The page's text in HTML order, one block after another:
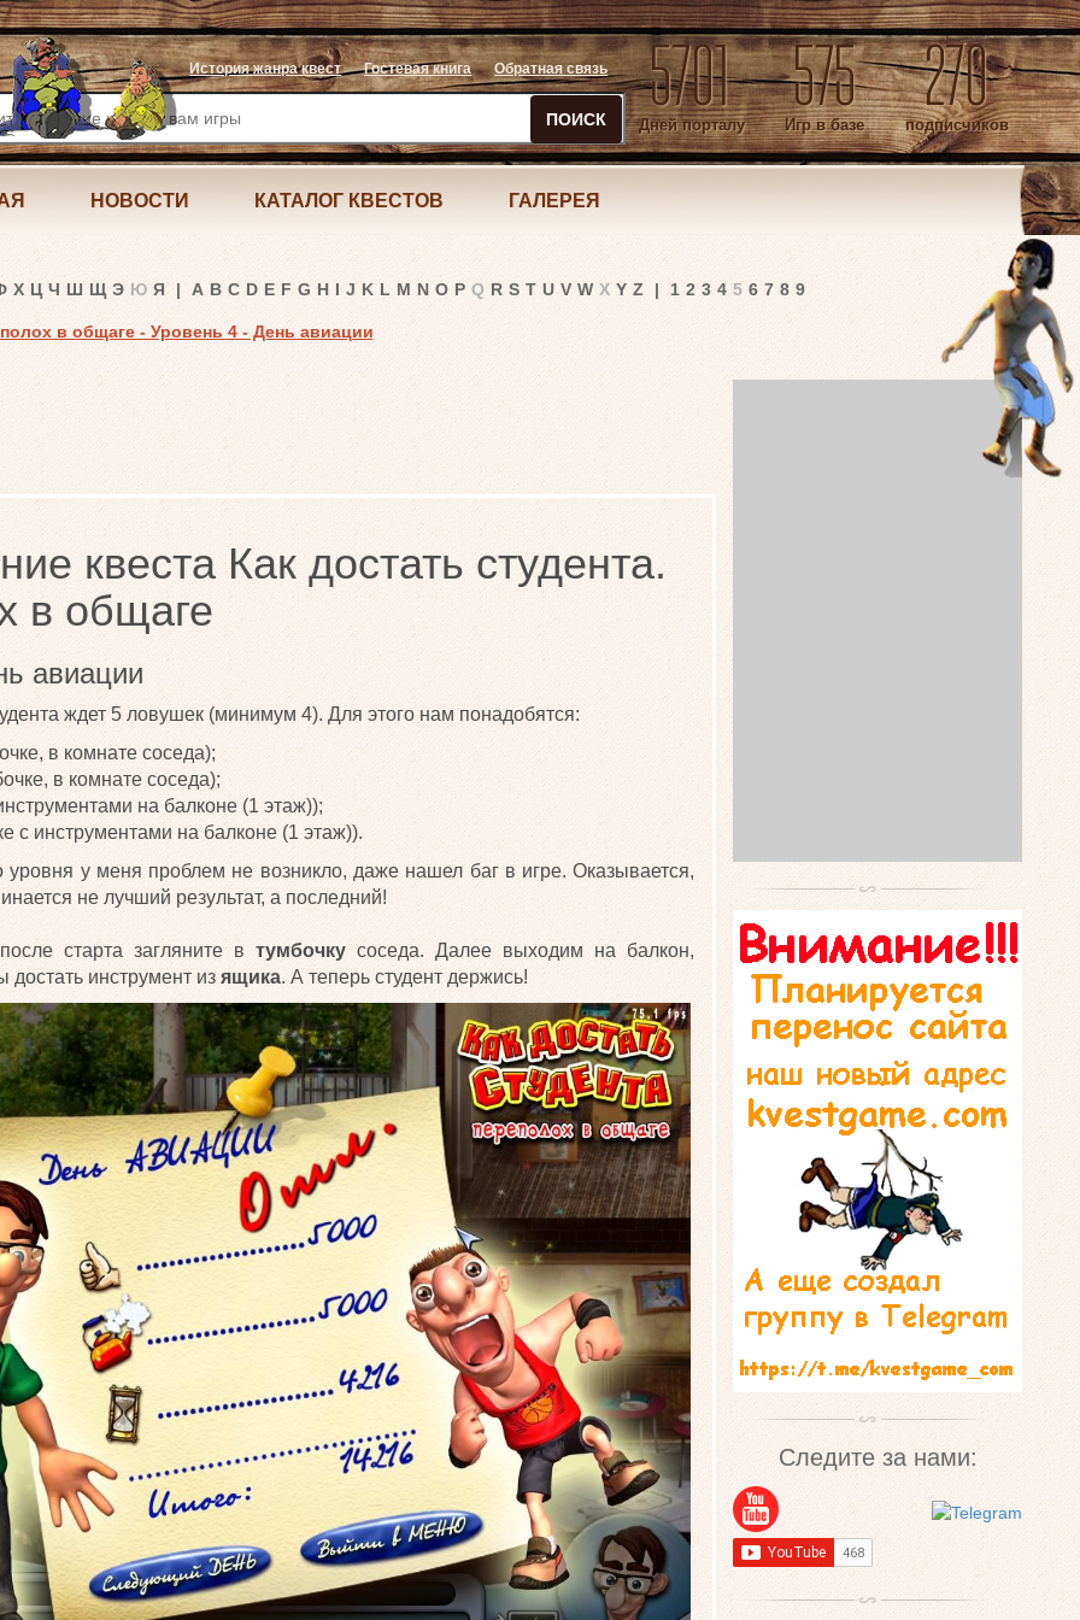
История жанра квест Гостевая книга Обратная связь
ПОИСК 5701
Дней порталу 575
Игр в базе 270
подписчиков
НОВОСТИ КАТАЛОГ КВЕСТОВ ГАЛЕРЕЯ
Х Ц Ч Ш Щ Э Ю Я | A B C D E F G H I J K L M N O P Q R S T U V W X Y Z | 1 2 3 4 5 6 7 8 9
в общаге - Уровень 4 - День авиации
квеста Как достать студента.
в общаге
авиации
ждет 5 ловушек (минимум 4). Для этого нам понадобятся:
в комнате соседа);
в комнате соседа);
на балконе (1 этаж));
с инструментами на балконе (1 этаж)).
у меня проблем не возникло, даже нашел баг в игре. Оказывается,
не лучший результат, а последний!
старта загляните втумбочку соседа. Далее выходим на балкон,
достать инструмент из ящика. А теперь студент держись!
Следите за нами: